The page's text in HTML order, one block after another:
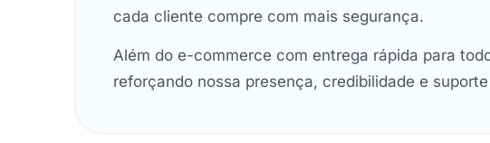
cada cliente compre com mais segurança.
Além do e-commerce com entrega rápida para
reforçando nossa presença, credibilidade e